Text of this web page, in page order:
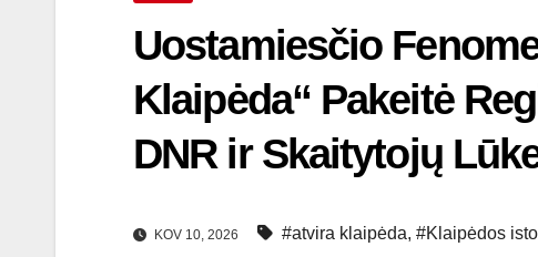
Uostamiesčio
Klaipėda“ Pakeitė
DNR ir Skaitytojų
KOV 10, 2026 #atvira klaipėda, #Klaipėdos